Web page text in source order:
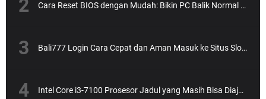
Cara Reset BIOS dengan Mudah: Bikin PC Balik Normal Lagi!
Bali777 Login Cara Cepat dan Aman Masuk ke Situs Slot Online Terpercaya
Intel Core i3-7100 Prosesor Jadul yang Masih Bisa Diajak Ngebut?